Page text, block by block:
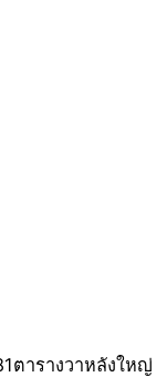
ตารางวาหลังใหญ่